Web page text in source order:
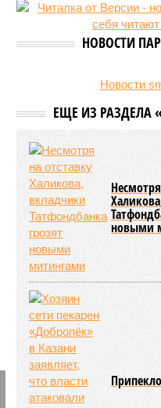
врезался в
есть погибшие
НОВОСТИ
Новости
ЕЩЕ ИЗ РАЗДЕЛА
новыми
Припекло